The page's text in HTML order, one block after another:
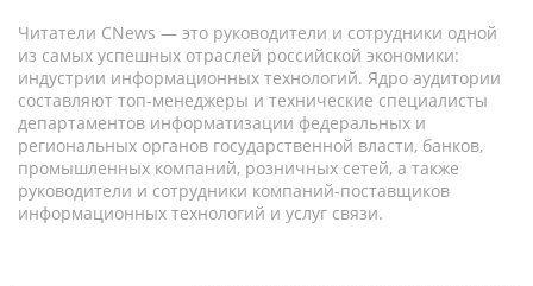
Читатели CNews — это руководители и сотрудники одной
из самых успешных отраслей российской экономики:
индустрии информационных технологий. Ядро аудитории
составляют топ-менеджеры и технические специалисты
департаментов информатизации федеральных и
региональных органов государственной власти, банков,
промышленных компаний, розничных сетей, а также
руководители и сотрудники компаний-поставщиков
информационных технологий и услуг связи.